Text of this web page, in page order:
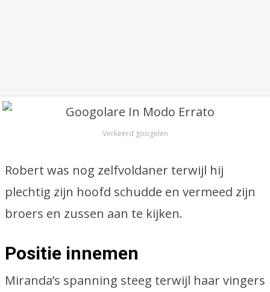
Verkeerd googelen
Robert was nog zelfvoldaner terwijl hij
plechtig zijn hoofd schudde en vermeed zijn
broers en zussen aan te kijken.
Positie innemen
Miranda’s spanning steeg terwijl haar vingers